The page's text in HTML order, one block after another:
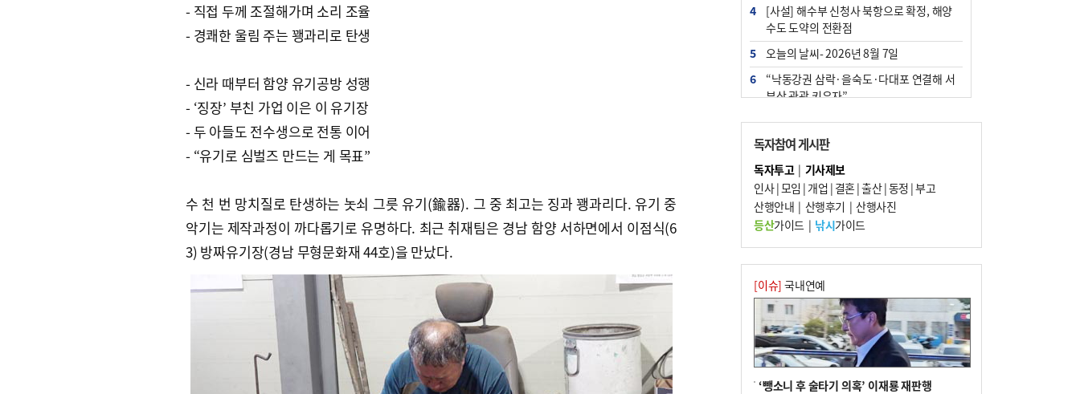
- 직접 두께 조절해가며 소리 조율
- 경쾌한 울림 주는 꽹과리로 탄생
- 신라 때부터 함양 유기공방 성행
- ‘징장’ 부친 가업 이은 이 유기장
- 두 아들도 전수생으로 전통 이어
- “유기로 심벌즈 만드는 게 목표”
수 천 번 망치질로 탄생하는 놋쇠 그릇 유기(鍮器). 그 중 최고는 징과 꽹과리다. 유기 중
악기는 제작과정이 까다롭기로 유명하다. 최근 취재팀은 경남 함양 서하면에서 이점식(6
3) 방짜유기장(경남 무형문화재 44호)을 만났다.
4
[사설] 해수부 신청사 북항으로 확정, 해양
수도 도약의 전환점
5
오늘의 날씨- 2026년 8월 7일
6
“낙동강권 삼락·을숙도·다대포 연결해 서
부산 관광 키우자”
7
부울경 주말부터 비소식…‘극한 폭염’ 한풀
꺾일 듯
8
피란마을 67년 역사인데…전교생 24명 아
미초 통폐합 기로
9
외국인 선원 ‘인신매매 경유지’ 된 부산…
우려가 현실로
10 교육혁신선도지 공모 코앞인데…구·군 난
색에 교육청 ‘쩔쩔’
독자참여 게시판
독자투고| 기사제보
인사|모임 | 개업 | 결혼|출산|동정 |부고
산행안내 | 산행후기 | 산행사진
등산가이드| 낚시가이드
[이슈] 국내연예
‘뺑소니 후 술타기 의혹’ 이재룡 재판행